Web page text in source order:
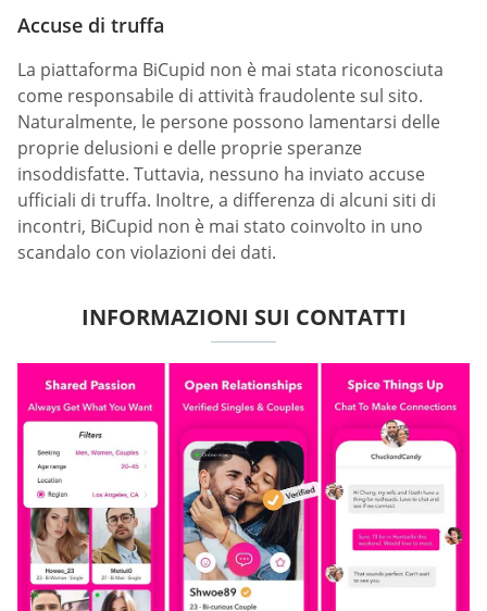
Accuse di truffa
La piattaforma BiCupid non è mai stata riconosciuta
come responsabile di attività fraudolente sul sito.
Naturalmente, le persone possono lamentarsi delle
proprie delusioni e delle proprie speranze
insoddisfatte. Tuttavia, nessuno ha inviato accuse
ufficiali di truffa. Inoltre, a differenza di alcuni siti di
incontri, BiCupid non è mai stato coinvolto in uno
scandalo con violazioni dei dati.
INFORMAZIONI SUI CONTATTI